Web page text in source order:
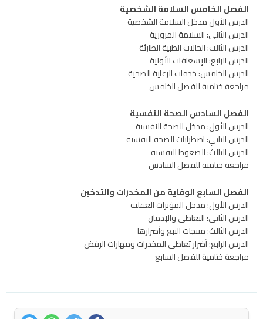
الفصل الخامس السلامة الشخصية
الدرس الأول مدخل السلامة الشخصية
الدرس الثاني: السلامة المرورية
الدرس الثالث: الحالات الطبية الطارئة
الدرس الرابع: الإسعافات الأولية
الدرس الخامس: خدمات الرعاية الصحية
مراجعة ختامية للفصل الخامس
الفصل السادس الصحة النفسية
الدرس الأول: مدخل الصحة النفسية
الدرس الثاني: اضطرابات الصحة النفسية
الدرس الثالث: الضغوط النفسية
مراجعة ختامية للفصل السادس
الفصل السابع الوقاية من المخدرات والتدخين
الدرس الأول: مدخل المؤثرات العقلية
الدرس الثاني: التعاطي والإدمان
الدرس الثالث: منتجات التبغ وأضرارها
الدرس الرابع: أضرار تعاطي المخدرات ومهارات الرفض
مراجعة ختامية للفصل السابع